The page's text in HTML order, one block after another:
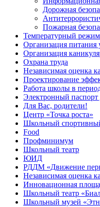
Дорожная
Пожарная
Температурный
Организация питания
Организация
Охрана труда
Независимая оценка
Проектирование
Работа школы в
Электронный паспорт
Для Вас, родители!
Центр «Точка роста»
Школьный
Food
Профминимум
Школьный театр
ЮИД
РДДМ «Движение
Независимая оценка
Инновационная
Школьный театр
Школьный музей